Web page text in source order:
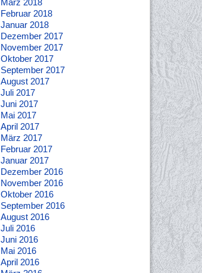
Februar 2018
Januar 2018
Dezember 2017
November 2017
Oktober 2017
September 2017
August 2017
Juli 2017
Juni 2017
Mai 2017
April 2017
März 2017
Februar 2017
Januar 2017
Dezember 2016
November 2016
Oktober 2016
September 2016
August 2016
Juli 2016
Juni 2016
Mai 2016
April 2016